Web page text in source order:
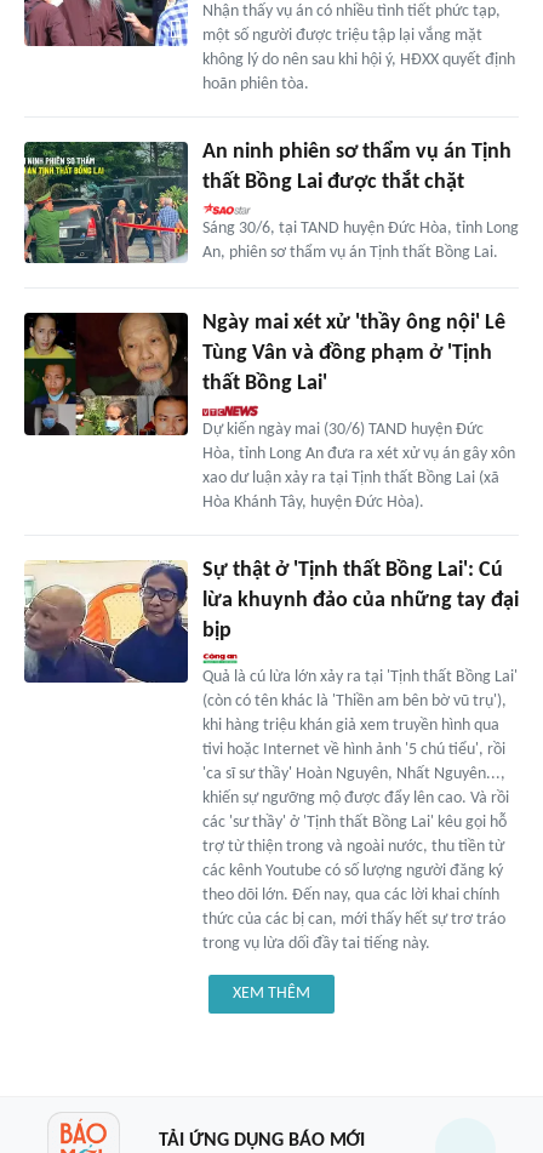
Nhận thấy vụ án có nhiều tình tiết phức tạp,
một số người được triệu tập lại vắng mặt
không lý do nên sau khi hội ý, HĐXX quyết định
hoãn phiên tòa.
An ninh phiên sơ thẩm vụ án Tịnh
thất Bồng Lai được thắt chặt
Sáng 30/6, tại TAND huyện Đức Hòa, tỉnh Long
An, phiên sơ thẩm vụ án Tịnh thất Bồng Lai.
Ngày mai xét xử 'thầy ông nội' Lê
Tùng Vân và đồng phạm ở 'Tịnh
thất Bồng Lai'
Dự kiến ngày mai (30/6) TAND huyện Đức
Hòa, tỉnh Long An đưa ra xét xử vụ án gây xôn
xao dư luận xảy ra tại Tịnh thất Bồng Lai (xã
Hòa Khánh Tây, huyện Đức Hòa).
Sự thật ở 'Tịnh thất Bồng Lai': Cú
lừa khuynh đảo của những tay đại
bịp
Quả là cú lừa lớn xảy ra tại 'Tịnh thất Bồng Lai'
(còn có tên khác là 'Thiền am bên bờ vũ trụ'),
khi hàng triệu khán giả xem truyền hình qua
tivi hoặc Internet về hình ảnh '5 chú tiểu', rồi
'ca sĩ sư thầy' Hoàn Nguyên, Nhất Nguyên...,
khiến sự ngưỡng mộ được đẩy lên cao. Và rồi
các 'sư thầy' ở 'Tịnh thất Bồng Lai' kêu gọi hỗ
trợ từ thiện trong và ngoài nước, thu tiền từ
các kênh Youtube có số lượng người đăng ký
theo dõi lớn. Đến nay, qua các lời khai chính
thức của các bị can, mới thấy hết sự trơ tráo
trong vụ lừa dối đầy tai tiếng này.
XEM THÊM
TẢI ỨNG DỤNG BÁO MỚI